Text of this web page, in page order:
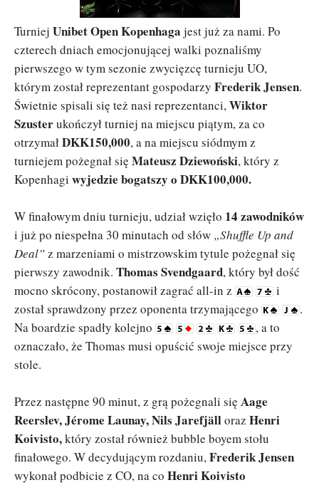
Turniej Unibet Open Kopenhaga jest już za nami. Po
czterech dniach emocjonującej walki poznaliśmy
pierwszego w tym sezonie zwycięzcę turnieju UO,
którym został reprezentant gospodarzy Frederik Jensen.
Świetnie spisali się też nasi reprezentanci,Wiktor
Szusterukończył turniej na miejscu piątym, za co
otrzymałDKK150,000, a na miejscu siódmym z
turniejem pożegnał się Mateusz Dziewoński, który z
Kopenhagi wyjedzie bogatszy o DKK100,000.
W finałowym dniu turnieju, udział wzięło 14 zawodników
i już po niespełna 30 minutach od słów „Shuffle Up and
Deal”z marzeniami o mistrzowskim tytule pożegnał się
pierwszy zawodnik. Thomas Svendgaard, który był dość
mocno skrócony, postanowił zagrać all-in z
i
został sprawdzony przez oponenta trzymającego
.
Na boardzie spadły kolejno
, a to
oznaczało, że Thomas musi opuścić swoje miejsce przy
stole.
Przez następne 90 minut, z grą pożegnali się Aage
Reerslev, Jérome Launay, Nils Jarefjälloraz Henri
Koivisto,który został również bubble boyem stołu
finałowego. W decydującym rozdaniu,Frederik Jensen
wykonał podbicie z CO, na co Henri Koivisto